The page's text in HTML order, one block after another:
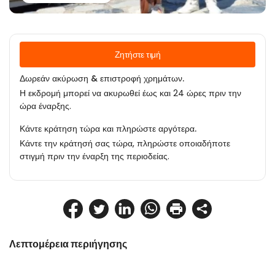
Λεπτομέρεια περιήγησης
Ζητήστε τιμή
Δωρεάν ακύρωση & επιστροφή χρημάτων.
Η εκδρομή μπορεί να ακυρωθεί έως και 24 ώρες πριν την
ώρα έναρξης.
Κάντε κράτηση τώρα και πληρώστε αργότερα.
Κάντε την κράτησή σας τώρα, πληρώστε οποιαδήποτε
στιγμή πριν την έναρξη της περιοδείας.